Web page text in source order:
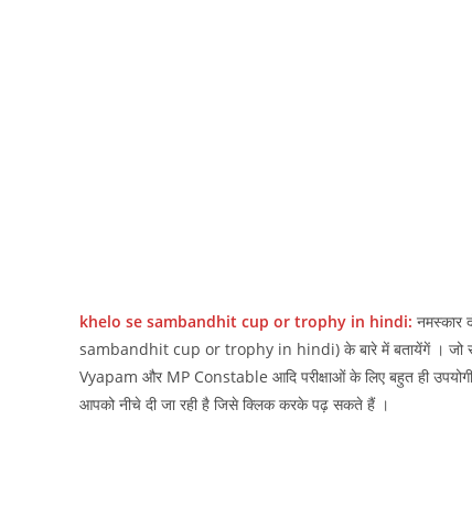
khelo se sambandhit cup or trophy in hindi: नमस्‍कार
sambandhit cup or trophy in hindi) के बारे में बतायेंगें । जो
Vyapam और MP Constable आदि परीक्षाओं के लिए बहुत ही
आपको नीचे दी जा रही है जिसे क्लिक करके पढ़ सकते हैं ।